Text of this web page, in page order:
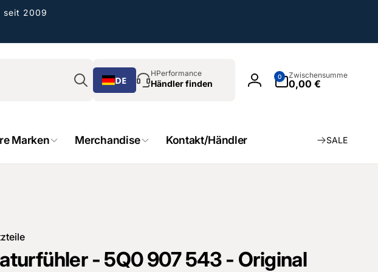
seit 2009
Suchen
DE
HPerformance
Händler finden Einloggen
0
Artikel
Zwischensumme
0,00 €
Marken Merchandise Kontakt/Händler SALE
- 5Q0 907 543 - Original